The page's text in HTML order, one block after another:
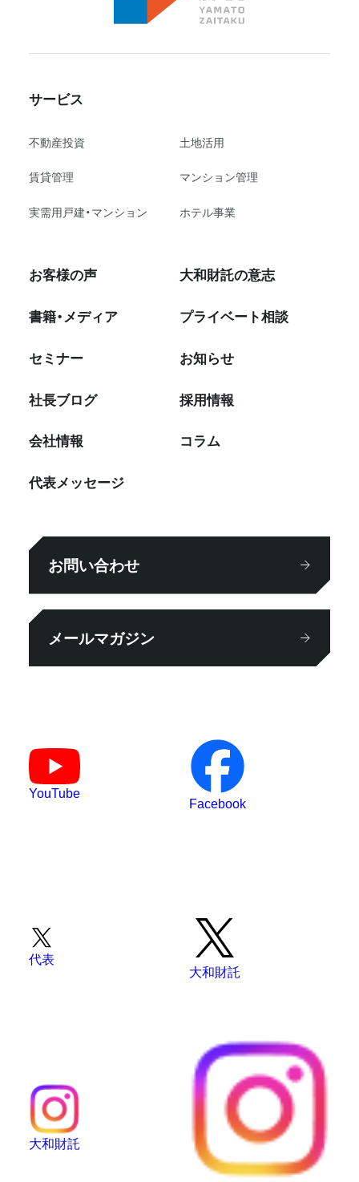
サービス
不動産投資
⼟地活⽤
賃貸管理
マンション管理
実需用戸建・マンション
ホテル事業
お客様の声
書籍・メディア
セミナー
社⻑ブログ
会社情報
代表メッセージ
大和財託の意志
プライベート相談
お知らせ
採⽤情報
コラム
お問い合わせ
メールマガジン
YouTube
Facebook
代表
大和財託
大和財託